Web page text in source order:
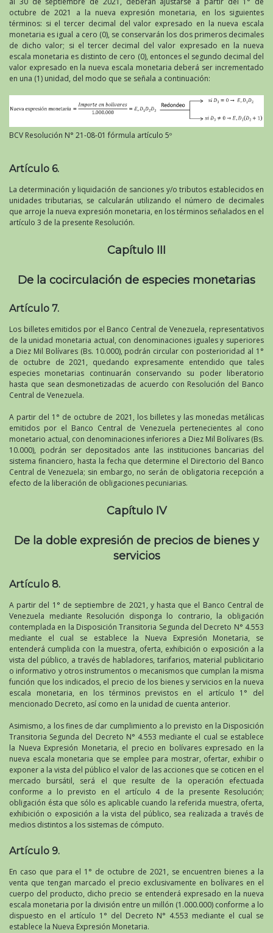
octubre de 2021 a la nueva expresión monetaria, en los siguientes
términos: si el tercer decimal del valor expresado en la nueva escala
monetaria es igual a cero (0), se conservarán los dos primeros decimales
de dicho valor; si el tercer decimal del valor expresado en la nueva
escala monetaria es distinto de cero (0), entonces el segundo decimal del
valor expresado en la nueva escala monetaria deberá ser incrementado
en una (1) unidad, del modo que se señala a continuación:
BCV Resolución N° 21-08-01 fórmula artículo 5º
Artículo 6.
La determinación y liquidación de sanciones y/o tributos establecidos en
unidades tributarias, se calcularán utilizando el número de decimales
que arroje la nueva expresión monetaria, en los términos señalados en el
artículo 3 de la presente Resolución.
Capítulo III
De la cocirculación de especies monetarias
Artículo 7.
Los billetes emitidos por el Banco Central de Venezuela, representativos
de la unidad monetaria actual, con denominaciones iguales y superiores
a Diez Mil Bolívares (Bs. 10.000), podrán circular con posterioridad al 1°
de octubre de 2021, quedando expresamente entendido que tales
especies monetarias continuarán conservando su poder liberatorio
hasta que sean desmonetizadas de acuerdo con Resolución del Banco
Central de Venezuela.
A partir del 1° de octubre de 2021, los billetes y las monedas metálicas
emitidos por el Banco Central de Venezuela pertenecientes al cono
monetario actual, con denominaciones inferiores a Diez Mil Bolívares (Bs.
10.000), podrán ser depositados ante las instituciones bancarias del
sistema financiero, hasta la fecha que determine el Directorio del Banco
Central de Venezuela; sin embargo, no serán de obligatoria recepción a
efecto de la liberación de obligaciones pecuniarias.
Capítulo IV
De la doble expresión de precios de bienes y
servicios
Artículo 8.
A partir del 1° de septiembre de 2021, y hasta que el Banco Central de
Venezuela mediante Resolución disponga lo contrario, la obligación
contemplada en la Disposición Transitoria Segunda del Decreto N° 4.553
mediante el cual se establece la Nueva Expresión Monetaria, se
entenderá cumplida con la muestra, oferta, exhibición o exposición a la
vista del público, a través de habladores, tarifarios, material publicitario
o informativo y otros instrumentos o mecanismos que cumplan la misma
función que los indicados, el precio de los bienes y servicios en la nueva
escala monetaria, en los términos previstos en el artículo 1° del
mencionado Decreto, así como en la unidad de cuenta anterior.
Asimismo, a los fines de dar cumplimiento a lo previsto en la Disposición
Transitoria Segunda del Decreto N° 4.553 mediante el cual se establece
la Nueva Expresión Monetaria, el precio en bolívares expresado en la
nueva escala monetaria que se emplee para mostrar, ofertar, exhibir o
exponer a la vista del público el valor de las acciones que se coticen en el
mercado bursátil, será el que resulte de la operación efectuada
conforme a lo previsto en el artículo 4 de la presente Resolución;
obligación ésta que sólo es aplicable cuando la referida muestra, oferta,
exhibición o exposición a la vista del público, sea realizada a través de
medios distintos a los sistemas de cómputo.
Artículo 9.
En caso que para el 1° de octubre de 2021, se encuentren bienes a la
venta que tengan marcado el precio exclusivamente en bolívares en el
cuerpo del producto, dicho precio se entenderá expresado en la nueva
escala monetaria por la división entre un millón (1.000.000) conforme a lo
dispuesto en el artículo 1° del Decreto N° 4.553 mediante el cual se
establece la Nueva Expresión Monetaria.